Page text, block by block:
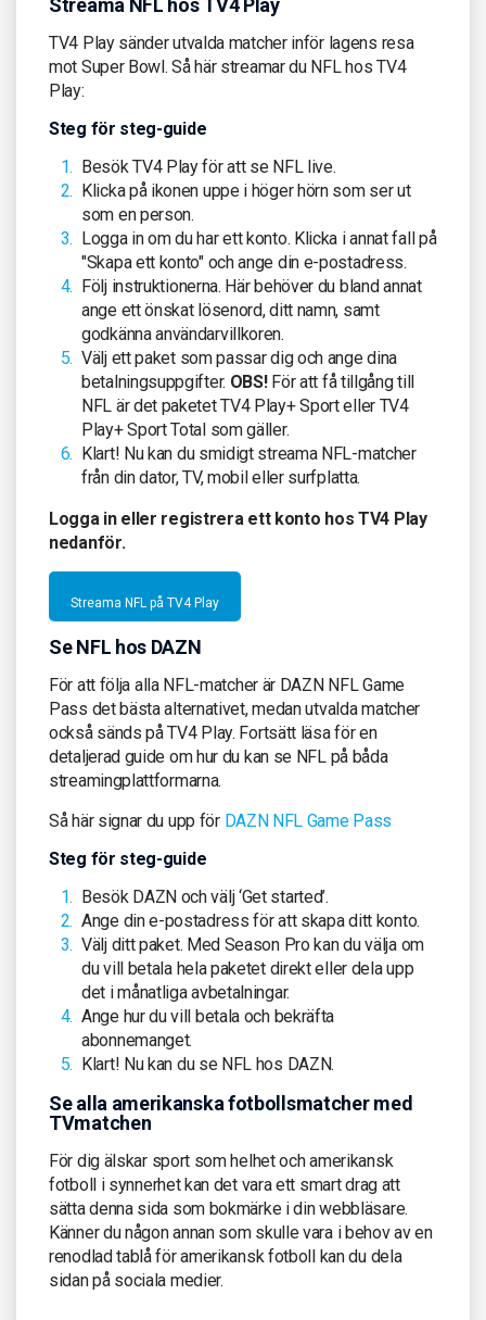
Streama NFL hos TV4 Play
TV4 Play sänder utvalda matcher inför lagens resa
mot Super Bowl. Så här streamar du NFL hos TV4
Play:
Steg för steg-guide
Besök TV4 Play för att se NFL live.
Klicka på ikonen uppe i höger hörn som ser ut
som en person.
Logga in om du har ett konto. Klicka i annat fall på
"Skapa ett konto" och ange din e-postadress.
Följ instruktionerna. Här behöver du bland annat
ange ett önskat lösenord, ditt namn, samt
godkänna användarvillkoren.
Välj ett paket som passar dig och ange dina
betalningsuppgifter. OBS!För att få tillgång till
NFL är det paketet TV4 Play+ Sport eller TV4
Play+ Sport Total som gäller.
Klart! Nu kan du smidigt streama NFL-matcher
från din dator, TV, mobil eller surfplatta.
Logga in eller registrera ett konto hos TV4 Play
nedanför.
Streama NFL på TV4 Play
Se NFL hos DAZN
För att följa alla NFL-matcher är DAZN NFL Game
Pass det bästa alternativet, medan utvalda matcher
också sänds på TV4 Play. Fortsätt läsa för en
detaljerad guide om hur du kan se NFL på båda
streamingplattformarna.
Så här signar du upp för DAZN NFL Game Pass
Steg för steg-guide
Besök DAZN och välj ‘Get started’.
Ange din e-postadress för att skapa ditt konto.
Välj ditt paket. Med Season Pro kan du välja om
du vill betala hela paketet direkt eller dela upp
det i månatliga avbetalningar.
Ange hur du vill betala och bekräfta
abonnemanget.
Klart! Nu kan du se NFL hos DAZN.
Se alla amerikanska fotbollsmatcher med
TVmatchen
För dig älskar sport som helhet och amerikansk
fotboll i synnerhet kan det vara ett smart drag att
sätta denna sida som bokmärke i din webbläsare.
Känner du någon annan som skulle vara i behov av en
renodlad tablå för amerikansk fotboll kan du dela
sidan på sociala medier.